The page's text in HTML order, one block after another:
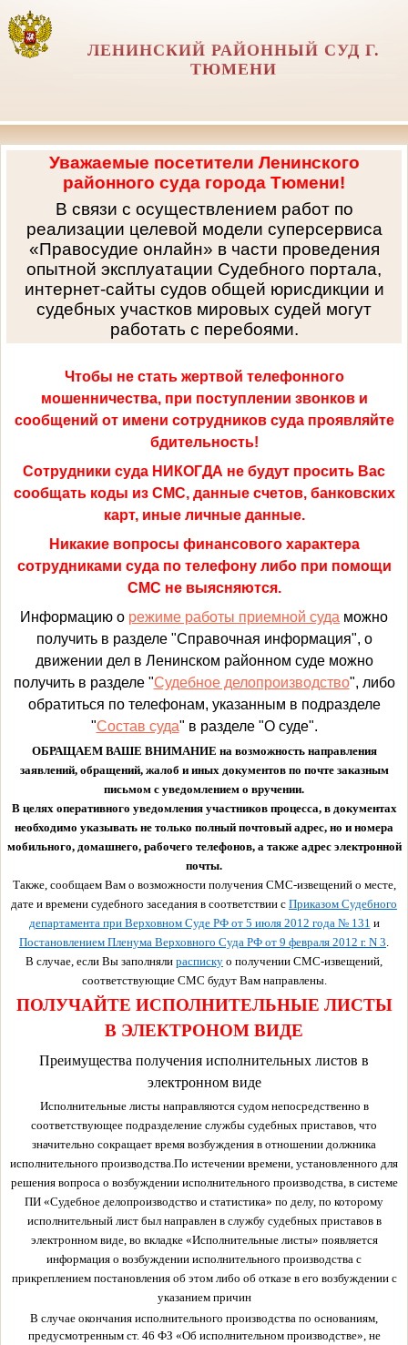
ЛЕНИНСКИЙ РАЙОННЫЙ СУД Г.
ТЮМЕНИ
Уважаемые посетители Ленинского
районного суда города Тюмени!
В связи с осуществлением работ по
реализации целевой модели суперсервиса
«Правосудие онлайн» в части проведения
опытной эксплуатации Судебного портала,
интернет-сайты судов общей юрисдикции и
судебных участков мировых судей могут
работать с перебоями.
Чтобы не стать жертвой телефонного
мошенничества, при поступлении звонков и
сообщений от имени сотрудников суда проявляйте
бдительность!
Сотрудники суда НИКОГДА не будут просить Вас
сообщать коды из СМС, данные счетов, банковских
карт, иные личные данные.
Никакие вопросы финансового характера
сотрудниками суда по телефону либо при помощи
СМС не выясняются.
Информацию о режиме работы приемной суда можно
получить в разделе "Справочная информация", о
движении дел в Ленинском районном суде можно
получить в разделе "Судебное делопроизводство", либо
обратиться по телефонам, указанным в подразделе
"Состав суда" в разделе "О суде".
ОБРАЩАЕМ ВАШЕ ВНИМАНИЕ на возможность направления
заявлений, обращений, жалоб и иных документов по почте заказным
письмом с уведомлением о вручении.
В целях оперативного уведомления участников процесса, в документах
необходимо указывать не только полный почтовый адрес, но и номера
мобильного, домашнего, рабочего телефонов, а также адрес электронной
почты.
Также, сообщаем Вам о возможности получения СМС-извещений о месте,
дате и времени судебного заседания в соответствии с Приказом Судебного
департамента при Верховном Суде РФ от 5 июля 2012 года № 131 и
Постановлением Пленума Верховного Суда РФ от 9 февраля 2012 г. N 3
В случае, если Вы заполняли расписку о получении СМС-извещений,
соответствующие СМС будут Вам направлены.
ПОЛУЧАЙТЕ ИСПОЛНИТЕЛЬНЫЕ ЛИСТЫ
В ЭЛЕКТРОНОМ ВИДЕ
Преимущества получения исполнительных листов в
электронном виде
Исполнительные листы направляются судом непосредственно в
соответствующее подразделение службы судебных приставов, что
значительно сокращает время возбуждения в отношении должника
исполнительного производства.По истечении времени, установленного для
решения вопроса о возбуждении исполнительного производства, в системе
ПИ «Судебное делопроизводство и статистика» по делу, по которому
исполнительный лист был направлен в службу судебных приставов в
электронном виде, во вкладке «Исполнительные листы» появляется
информация о возбуждении исполнительного производства с
прикреплением постановления об этом либо об отказе в его возбуждении с
указанием причин
В случае окончания исполнительного производства по основаниям,
предусмотренным ст. 46 ФЗ «Об исполнительном производстве», не